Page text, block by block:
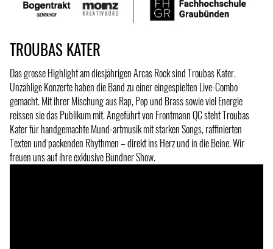
TROUBAS KATER
Das grosse Highlight am diesjährigen Arcas Rock sind Troubas Kater.
Unzählige Konzerte haben die Band zu einer eingespielten Live-Combo
gemacht. Mit ihrer Mischung aus Rap, Pop und Brass sowie viel Energie
reissen sie das Publikum mit. Angeführt von Frontmann QC steht Troubas
Kater für handgemachte Mund-artmusik mit starken Songs, raffinierten
Texten und packenden Rhythmen – direkt ins Herz und in die Beine. Wir
freuen uns auf ihre exklusive Bündner Show.